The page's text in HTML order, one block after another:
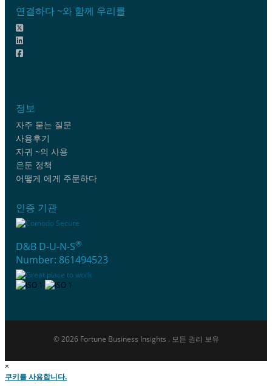
연결하다 ~와 함께 우리를
정보
자주 묻는 질문
사용후기
자귀 ~의 사용
은둔 정책
어떻게 에게 주문하다
인증 기관
D&B D-U-N-S®
Number: 861494523
© 2026 Fortune Business Insights . 모든 권리 보유
×
쿠키를 사용합니다.